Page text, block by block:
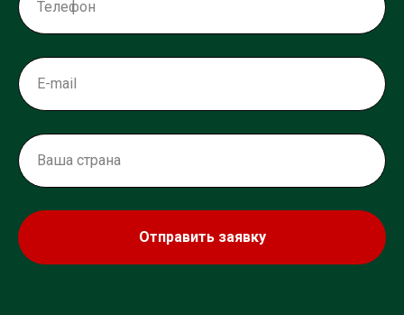
Отправить заявку